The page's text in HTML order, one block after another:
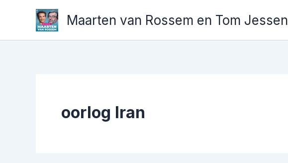
Maarten van Rossem en Tom Jessen
oorlog Iran